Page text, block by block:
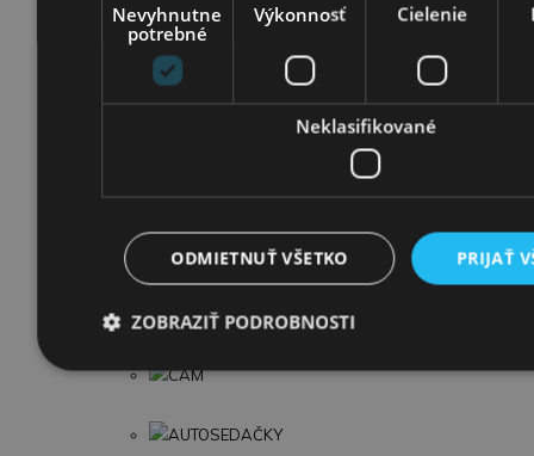
Detské pohovky Welox
Toaletné stolíky
Detské kreslá Golden Kids
Kočíky
BEBETTO
CAM
AUTOSEDAČKY
Nevyhnutne
potrebné
Výkonnosť Cielenie
Neklasifikované
PRIJAŤ
ODMIETNUŤ VŠETKO
ZOBRAZIŤ PODROBNOSTI